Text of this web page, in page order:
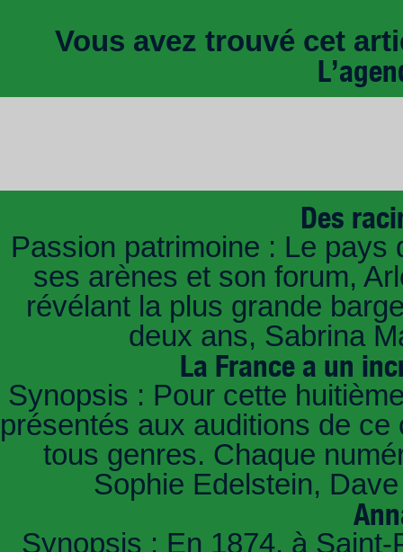
Vous avez trouvé cet
Des
Passion patrimoine : Le pays
ses arènes et son forum,
révélant la plus grande
deux ans, Sabrina
La France a un
Synopsis : Pour cette
présentés aux auditions de
tous genres. Chaque
Sophie Edelstein,
Synopsis : En 1874, à